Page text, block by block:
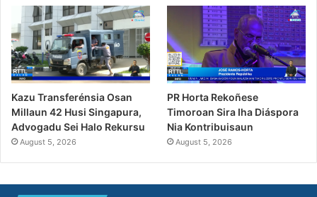
Kazu Transferénsia Osan
Millaun 42 Husi Singapura,
Advogadu Sei Halo Rekursu
August 5, 2026
PR Horta Rekoñese
Timoroan Sira Iha Diáspora
Nia Kontribuisaun
August 5, 2026